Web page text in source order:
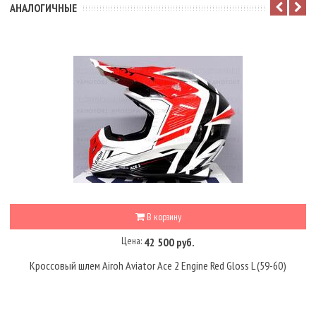
АНАЛОГИЧНЫЕ
В корзину
Цена: 42 500 руб.
Кроссовый шлем Airoh Aviator Ace 2 Engine Red Gloss L (59-60)